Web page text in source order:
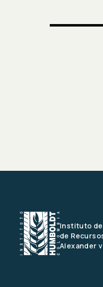
Instituto
de
Alexander